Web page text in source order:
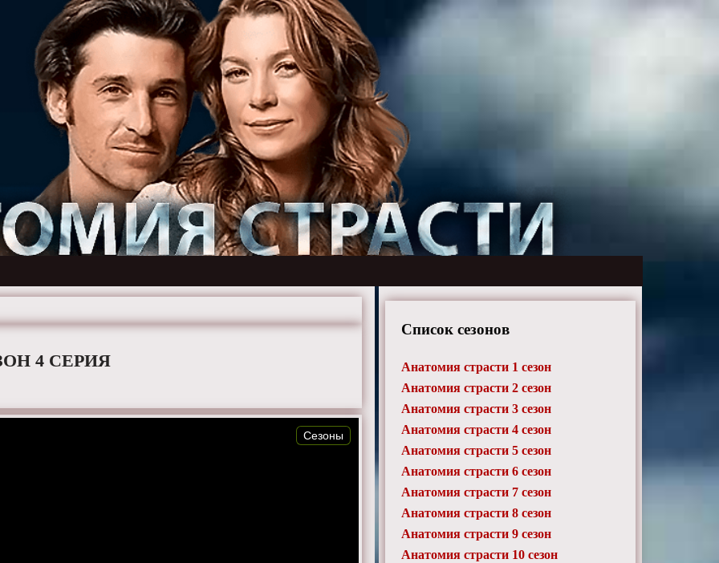
4 СЕРИЯ
Сезоны
Список сезонов
Анатомия страсти 1 сезон
Анатомия страсти 2 сезон
Анатомия страсти 3 сезон
Анатомия страсти 4 сезон
Анатомия страсти 5 сезон
Анатомия страсти 6 сезон
Анатомия страсти 7 сезон
Анатомия страсти 8 сезон
Анатомия страсти 9 сезон
Анатомия страсти 10 сезон